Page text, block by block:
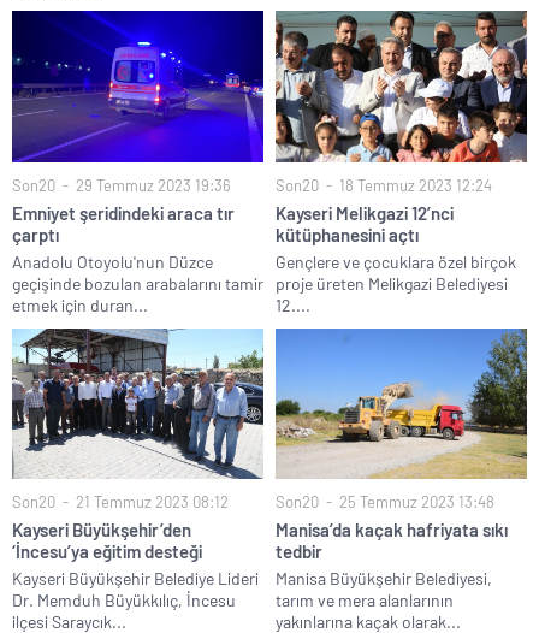
Son20 29 Temmuz 2023 19:36
Emniyet şeridindeki araca tır
çarptı
Anadolu Otoyolu'nun Düzce
geçişinde bozulan arabalarını tamir
etmek için duran...
Son20 18 Temmuz 2023 12:24
Kayseri Melikgazi 12’nci
kütüphanesini açtı
Gençlere ve çocuklara özel birçok
proje üreten Melikgazi Belediyesi
12....
Son20 21 Temmuz 2023 08:12
Kayseri Büyükşehir’den
‘İncesu’ya eğitim desteği
Kayseri Büyükşehir Belediye Lideri
Dr. Memduh Büyükkılıç, İncesu
ilçesi Saraycık...
Son20 25 Temmuz 2023 13:48
Manisa’da kaçak hafriyata sıkı
tedbir
Manisa Büyükşehir Belediyesi,
tarım ve mera alanlarının
yakınlarına kaçak olarak...